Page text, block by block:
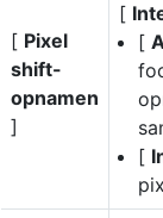
[ Pixel
shift-
opnamen
]
[
[
[